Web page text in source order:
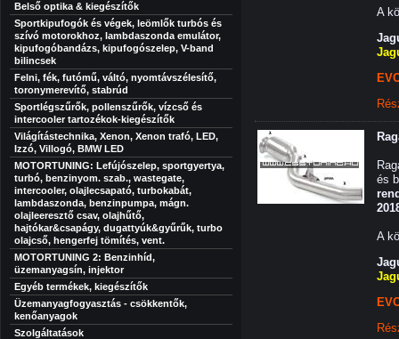
Belső optika & kiegészítők
Sportkipufogók és végek, leömlők turbós és
szívó motorokhoz, lambdaszonda emulátor,
kipufogóbandázs, kipufogószelep, V-band
bilincsek
Felni, fék, futómű, váltó, nyomtávszélesítő,
toronymerevítő, stabrúd
Sportlégszűrők, pollenszűrők, vízcső és
intercooler tartozékok-kiegészítők
Világítástechnika, Xenon, Xenon trafó, LED,
Izzó, Villogó, BMW LED
MOTORTUNING: Lefújószelep, sportgyertya,
turbó, benzinyom. szab., wastegate,
intercooler, olajlecsapató, turbokabát,
lambdaszonda, benzinpumpa, mágn.
olajleeresztő csav, olajhűtő,
hajtókar&csapágy, dugattyúk&gyűrűk, turbo
olajcső, hengerfej tömítés, vent.
MOTORTUNING 2: Benzinhíd,
üzemanyagsín, injektor
Egyéb termékek, kiegészítők
Üzemanyagfogyasztás - csökkentők,
kenőanyagok
Szolgáltatások
A
és
A